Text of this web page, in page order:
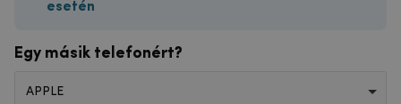
esetén
Egy másik telefonért?
APPLE